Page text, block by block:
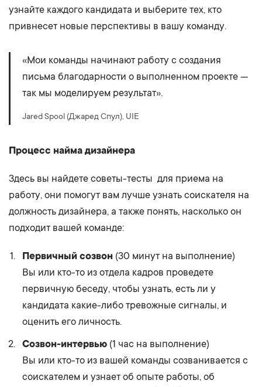
узнайте каждого кандидата и выберите тех, кто
привнесет новые перспективы в вашу команду.
«Мои команды начинают работу с создания
письма благодарности о выполненном проекте —
так мы моделируем результат».
Jared Spool (Джаред Спул), UIE
Процесс найма дизайнера
Здесь вы найдете советы-тесты для приема на
работу, они помогут вам лучше узнать соискателя на
должность дизайнера, а также понять, насколько он
подходит вашей команде:
Первичный созвон (30 минут на выполнение)
Вы или кто-то из отдела кадров проведете
первичную беседу, чтобы узнать, есть ли у
кандидата какие-либо тревожные сигналы, и
оценить его личность.
Созвон-интервью (1 час на выполнение)
Вы или кто-то из вашей команды созванивается с
соискателем и узнает об опыте работы, об